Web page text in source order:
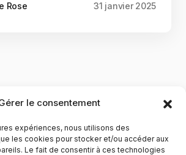
le consentement
expériences, nous utilisons des
les cookies pour stocker et/ou accéder aux
Le fait de consentir à ces technologies
Rose 31 janvier 2025